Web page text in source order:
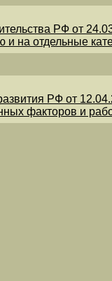
РФ от
на отдельные
РФ от
факторов и